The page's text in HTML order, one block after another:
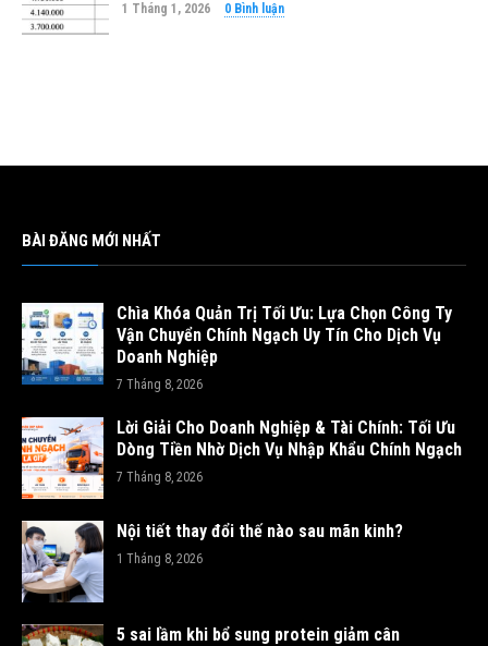
1 Tháng 1, 2026 0 Bình luận
BÀI ĐĂNG MỚI NHẤT
Chìa Khóa Quản Trị Tối Ưu: Lựa Chọn Công Ty
Vận Chuyển Chính Ngạch Uy Tín Cho Dịch Vụ
Doanh Nghiệp
7 Tháng 8, 2026
Lời Giải Cho Doanh Nghiệp & Tài Chính: Tối Ưu
Dòng Tiền Nhờ Dịch Vụ Nhập Khẩu Chính Ngạch
7 Tháng 8, 2026
Nội tiết thay đổi thế nào sau mãn kinh?
1 Tháng 8, 2026
5 sai lầm khi bổ sung protein giảm cân